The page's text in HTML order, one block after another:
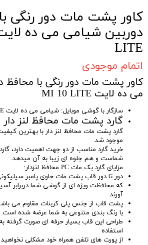
کاور پشت مات دور رنگی
LITE
اتمام موجودی
کاور پشت مات دور رنگی با محافظ
می ده لایت MI 10 LITE
سازگار با گوشی موبایل: شیامی می ده لایت MI 10 LITE
گارد پشت مات محافظ لنز دار
گارد پشت مات محافظ لنز دار با بهترین
موجود شد.
خرید گارد مناسب از دو جهت اهمیت دارد،
شماست و هم جلوه ای زیبا به آن میدهد.
مزایای گارد بک مات PC محافظ لنزدار:
دور تا دور قاب پشت مات حاوی پامبر
که محافظت ویژه ای از گوشی شما دربرابر
آورند.
پشت قاب از جنس پلی کربنات مقاوم می
با رنگ بندی متنوعی به شما عرضه شده است.
طراحی این قاب بسیار حرفه ای صورت گرفته
استفاده
از پورت های تلفن همراه خود مشکلی